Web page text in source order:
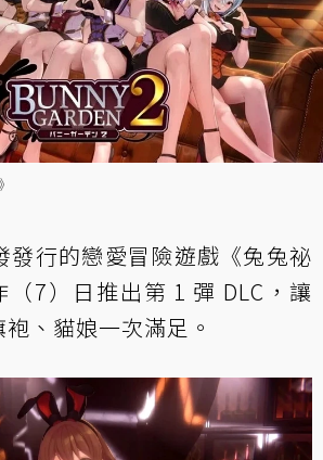
發行的戀愛冒險遊戲《兔兔祕
7）日推出第 1 彈 DLC，讓
、貓娘一次滿足。